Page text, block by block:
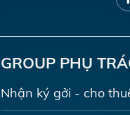
GROUP PHỤ
Nhận ký gởi - cho